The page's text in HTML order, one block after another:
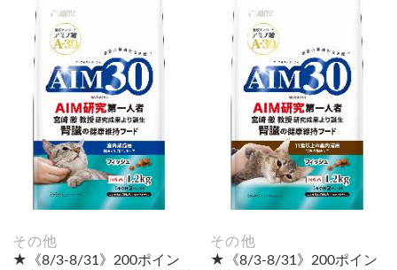
その他
★《8/3-8/31》200ポイン
その他
★《8/3-8/31》200ポイン